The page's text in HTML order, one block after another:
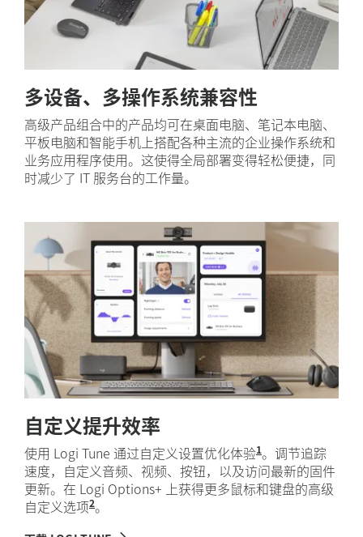
多设备、多操作系统兼容性
高级产品组合中的产品均可在桌面电脑、笔记本电脑、
平板电脑和智能手机上搭配各种主流的企业操作系统和
业务应用程序使用。这使得全局部署变得轻松便捷，同
时减少了 IT 服务台的工作量。
自定义提升效率
使用 Logi Tune 通过自定义设置优化体验1支持 Windows
。调节追踪
速度，自定义音频、视频、按钮，以及访问最新的固件
更新。在 Logi Options+ 上获得更多鼠标和键盘的高级
自定义选项2适用于 Windows 和 macOS。
。